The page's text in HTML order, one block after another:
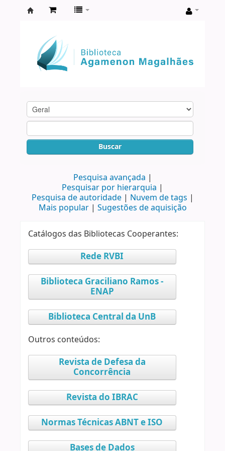
Agamenon
Magalhães
Buscar
Pesquisa avançada
Pesquisar por hierarquia
Pesquisa de autoridade
Nuvem de tags
Mais popular
Sugestões de aquisição
Catálogos das Bibliotecas Cooperantes:
Rede RVBI
Biblioteca Graciliano Ramos -
ENAP
Biblioteca Central da UnB
Outros conteúdos:
Revista de Defesa da
Concorrência
Revista do IBRAC
Normas Técnicas ABNT e ISO
Bases de Dados